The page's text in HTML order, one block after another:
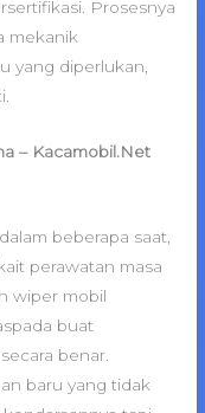
Prosesnya
mekanik
yang diperlukan,
– Kacamobil.Net
beberapa saat,
perawatan masa
wiper mobil
buat
benar.
baru yang tidak